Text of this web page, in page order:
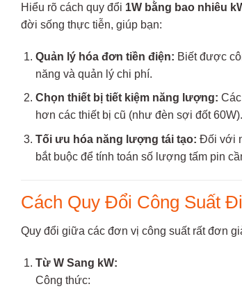
Hiểu rõ cách quy đổi 1W bằng bao nhiêu
đời sống thực tiễn, giúp bạn:
Quản lý hóa đơn tiền điện: Biết được
năng và quản lý chi phí.
Chọn thiết bị tiết kiệm năng lượng:
hơn các thiết bị cũ (như đèn sợi đốt 60W).
Tối ưu hóa năng lượng tái tạo: Đối với
bắt buộc để tính toán số lượng tấm pin
Cách Quy Đổi Công Suất
Quy đổi giữa các đơn vị công suất rất đơn
Từ W Sang kW:
Công thức: